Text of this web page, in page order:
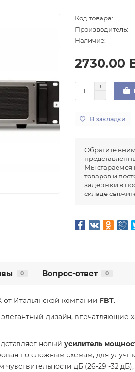
Код товара:
Производитель:
Наличие:
2730.00
В закладки
Обратите
Мы стараемся
товаров и
задержки в
складе
0 Вопрос-ответ 0
от Итальянской компании FBT.
дизайн, впечатляющие
новый усилитель
по сложным схемам, для
дБ (26-29 -32